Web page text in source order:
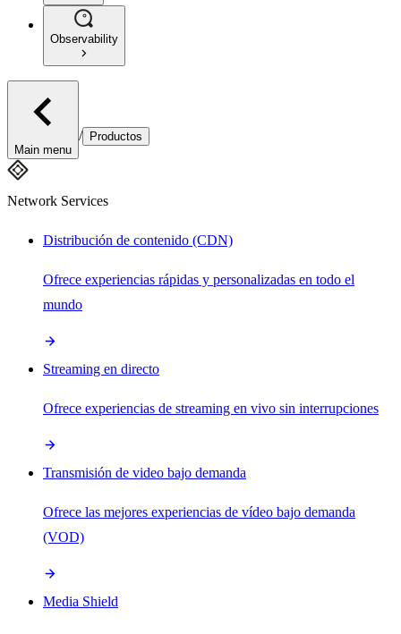
Observability
Main menu
/ Productos
Network Services
Distribución de contenido (CDN)
Ofrece experiencias rápidas y personalizadas en todo el
mundo
Streaming en directo
Ofrece experiencias de streaming en vivo sin interrupciones
Transmisión de video bajo demanda
Ofrece las mejores experiencias de vídeo bajo demanda
(VOD)
Media Shield